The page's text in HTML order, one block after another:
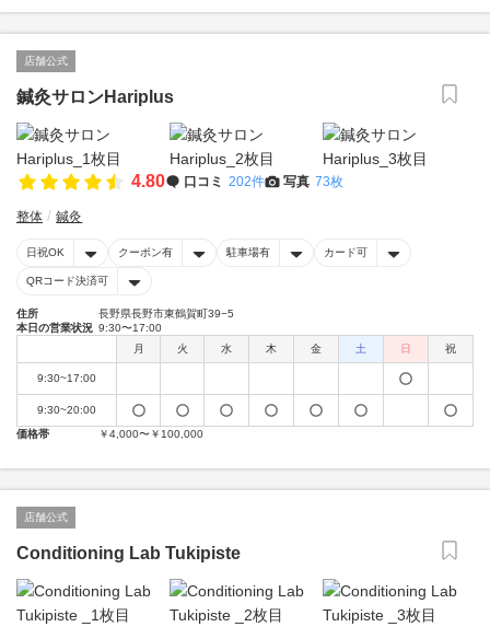
店舗公式
鍼灸サロンHariplus
4.80 口コミ 202件 写真 73枚
整体 鍼灸
日祝OK クーポン有 駐車場有 カード可
QRコード決済可
住所
長野県長野市東鶴賀町39−5
本日の営業状況 9:30〜17:00
月
火 水 木 金 土 日 祝
9:30~17:00
9:30~20:00
価格帯
￥4,000〜￥100,000
店舗公式
Conditioning Lab Tukipiste